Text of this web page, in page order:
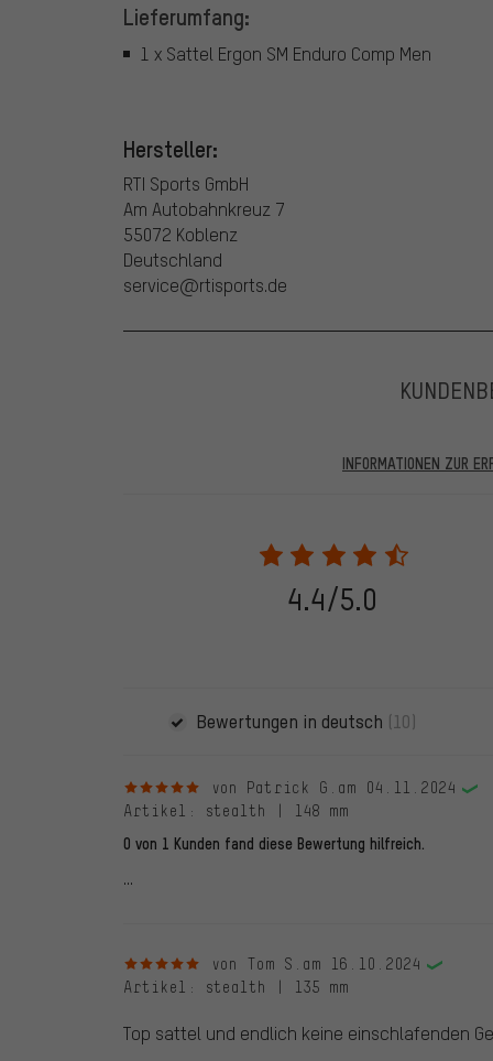
Lieferumfang:
1 x Sattel Ergon SM Enduro Comp Men
Hersteller:
RTI Sports GmbH
Am Autobahnkreuz 7
55072 Koblenz
Deutschland
service@rtisports.de
INFORMATIONEN ZUR
28.05.2022 werden nur Bewertungen veröffentlicht,
eine Bestellnummer angegeben wird. Wir schalten
frei. Alle verifizierten Bewertungen sind mit einem
dem 28.05.2022 und ab dem 28.05.2022. Vor dem
die bewertete Ware nicht bei uns gekauft haben.
veröffentlichen alle ordnungsgemäß abgegebenen
4.4/5.0
Bewertungen in deutsch (10)
5 von 5 Sternenvon Patrick G. am 04.11.2024
Artikel : stealth | 148 mm
0 von 1 Kunden fand diese Bewertung hilfreich.
...
5 von 5 Sternenvon Tom S. am 16.10.2024
Artikel : stealth | 135 mm
Top sattel und endlich keine einschlafenden